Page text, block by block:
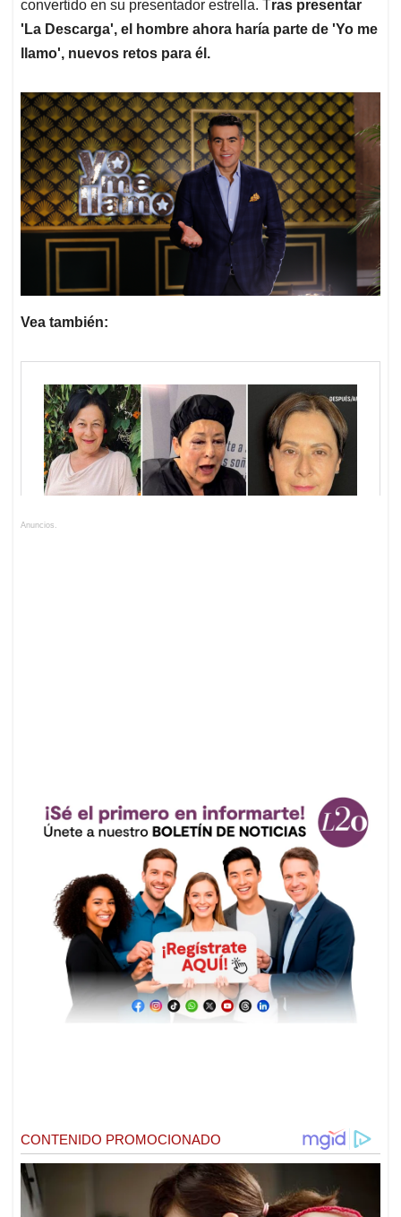
convertido en su presentador estrella. Tras presentar
'La Descarga', el hombre ahora haría parte de 'Yo me
llamo', nuevos retos para él.
Vea también:
Anuncios.